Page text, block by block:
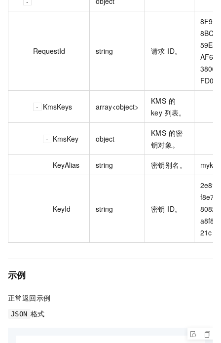
RequestId string 请求 ID。
8BCF-
59E3-
AF67-
FD09
KmsKeys array<object>
KMS 的
key 列表。
KmsKey object
KMS 的密
钥对象。
KeyAlias string 密钥别名。 mykey
KeyId string 密钥 ID。
f8e7-
8082-
21c
示例
正常返回示例
JSON 格式